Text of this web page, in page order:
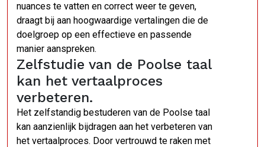
nuances te vatten en correct weer te geven,
draagt bij aan hoogwaardige vertalingen die de
doelgroep op een effectieve en passende
manier aanspreken.
Zelfstudie van de Poolse taal
kan het vertaalproces
verbeteren.
Het zelfstandig bestuderen van de Poolse taal
kan aanzienlijk bijdragen aan het verbeteren van
het vertaalproces. Door vertrouwd te raken met